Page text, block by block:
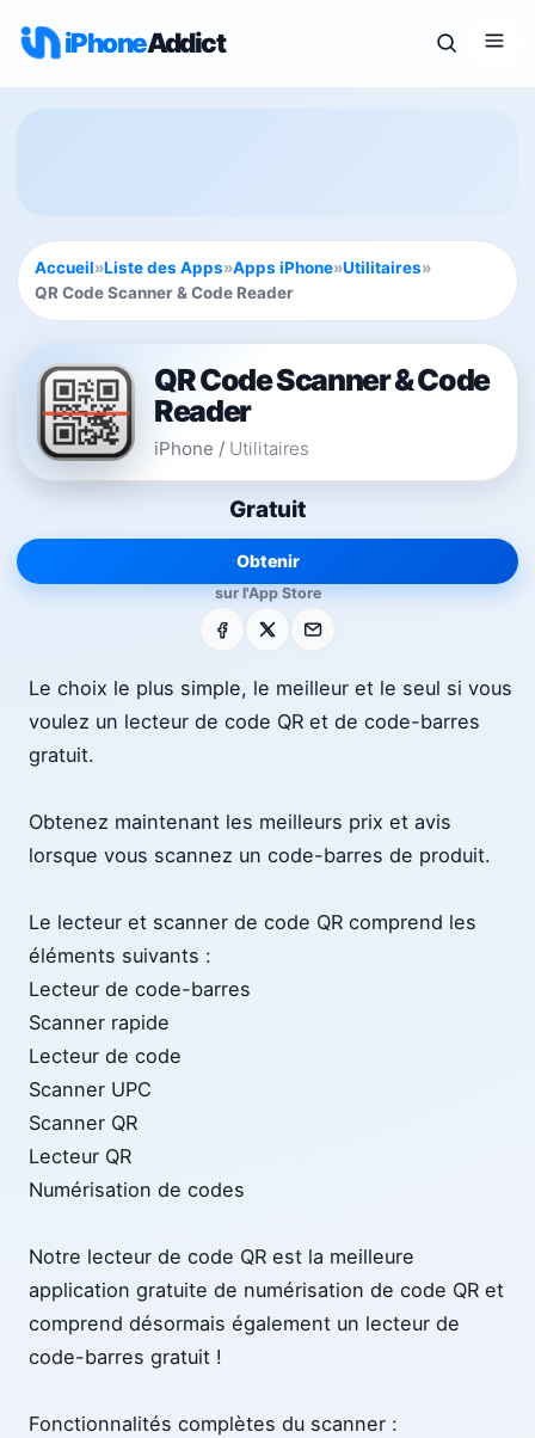
iPhoneAddict
Accueil»Liste des Apps»Apps iPhone»Utilitaires»
QR Code Scanner & Code Reader
QR Code Scanner & Code
Reader
iPhone / Utilitaires
Gratuit
Obtenir
sur l'App Store
Facebook E-mail
Le choix le plus simple, le meilleur et le seul si vous
voulez un lecteur de code QR et de code-barres
gratuit.
Obtenez maintenant les meilleurs prix et avis
lorsque vous scannez un code-barres de produit.
Le lecteur et scanner de code QR comprend les
éléments suivants :
Lecteur de code-barres
Scanner rapide
Lecteur de code
Scanner UPC
Scanner QR
Lecteur QR
Numérisation de codes
Notre lecteur de code QR est la meilleure
application gratuite de numérisation de code QR et
comprend désormais également un lecteur de
code-barres gratuit !
Fonctionnalités complètes du scanner :